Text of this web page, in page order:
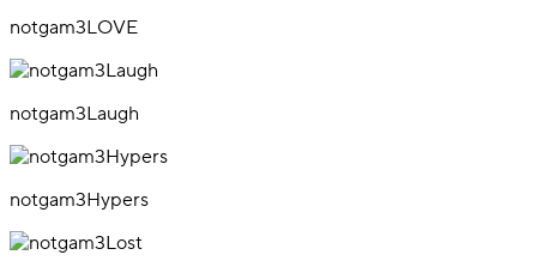
notgam3LOVE
notgam3Laugh
notgam3Hypers